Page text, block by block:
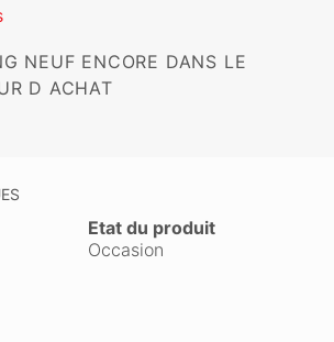
NEUF ENCORE DANS LE
D ACHAT
Etat du produit
Occasion